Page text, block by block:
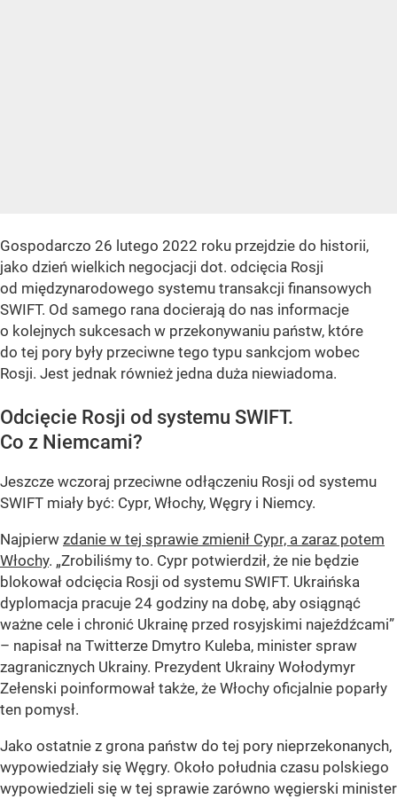
Gospodarczo 26 lutego 2022 roku przejdzie do historii,
jako dzień wielkich negocjacji dot. odcięcia Rosji
od międzynarodowego systemu transakcji finansowych
SWIFT. Od samego rana docierają do nas informacje
o kolejnych sukcesach w przekonywaniu państw, które
do tej pory były przeciwne tego typu sankcjom wobec
Rosji. Jest jednak również jedna duża niewiadoma.
Odcięcie Rosji od systemu SWIFT.
Co z Niemcami?
Jeszcze wczoraj przeciwne odłączeniu Rosji od systemu
SWIFT miały być: Cypr, Włochy, Węgry i Niemcy.
Najpierw zdanie w tej sprawie zmienił Cypr, a zaraz potem
Włochy. „Zrobiliśmy to. Cypr potwierdził, że nie będzie
blokował odcięcia Rosji od systemu SWIFT. Ukraińska
dyplomacja pracuje 24 godziny na dobę, aby osiągnąć
ważne cele i chronić Ukrainę przed rosyjskimi najeźdźcami”
– napisał na Twitterze Dmytro Kuleba, minister spraw
zagranicznych Ukrainy. Prezydent Ukrainy Wołodymyr
Zełenski poinformował także, że Włochy oficjalnie poparły
ten pomysł.
Jako ostatnie z grona państw do tej pory nieprzekonanych,
wypowiedziały się Węgry. Około południa czasu polskiego
wypowiedzieli się w tej sprawie zarówno węgierski minister